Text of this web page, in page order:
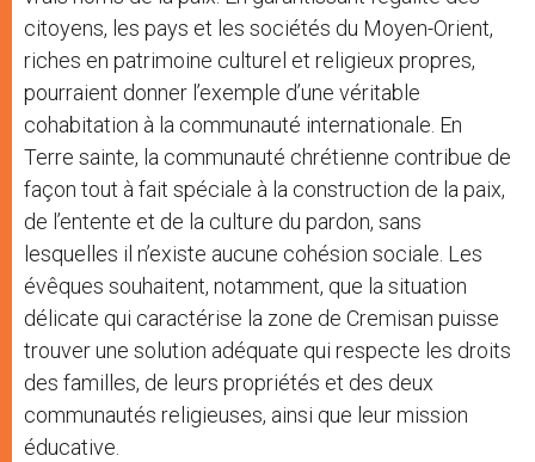
citoyens, les pays et les sociétés du Moyen-Orient,
riches en patrimoine culturel et religieux propres,
pourraient donner l’exemple d’une véritable
cohabitation à la communauté internationale. En
Terre sainte, la communauté chrétienne contribue de
façon tout à fait spéciale à la construction de la paix,
de l’entente et de la culture du pardon, sans
lesquelles il n’existe aucune cohésion sociale. Les
évêques souhaitent, notamment, que la situation
délicate qui caractérise la zone de Cremisan puisse
trouver une solution adéquate qui respecte les droits
des familles, de leurs propriétés et des deux
communautés religieuses, ainsi que leur mission
éducative.